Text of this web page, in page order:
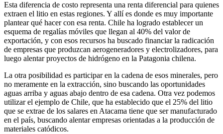
Esta diferencia de costo representa una renta diferencial para quienes
extraen el litio en estas regiones. Y allí es donde es muy importante
plantear qué hacer con esa renta. Chile ha logrado establecer un
esquema de regalías móviles que llegan al 40% del valor de
exportación, y con esos recursos ha buscado financiar la radicación
de empresas que produzcan aerogeneradores y electrolizadores, para
luego alentar proyectos de hidrógeno en la Patagonia chilena.
La otra posibilidad es participar en la cadena de esos minerales, pero
no meramente en la extracción, sino buscando las oportunidades
aguas arriba y aguas abajo dentro de esa cadena. Otra vez podemos
utilizar el ejemplo de Chile, que ha establecido que el 25% del litio
que se extrae de los salares en Atacama tiene que ser manufacturado
en el país, buscando alentar empresas orientadas a la producción de
materiales catódicos.